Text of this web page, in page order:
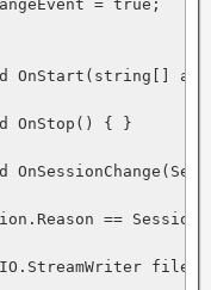
= true;
OnStart(string[]
OnStop() { }
==
file